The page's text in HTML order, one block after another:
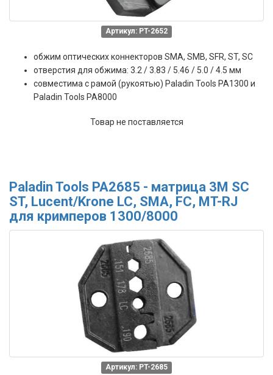
Артикул: PT-2652
обжим оптических коннекторов SMA, SMB, SFR, ST, SC
отверстия для обжима: 3.2 / 3.83 / 5.46 / 5.0 / 4.5 мм
совместима с рамой (рукоятью) Paladin Tools PA1300 и
Paladin Tools PA8000
Товар не поставляется
Paladin Tools PA2685 - матрица 3M SC
ST, Lucent/Krone LC, SMA, FC, MT-RJ
для кримперов 1300/8000
Артикул: PT-2685